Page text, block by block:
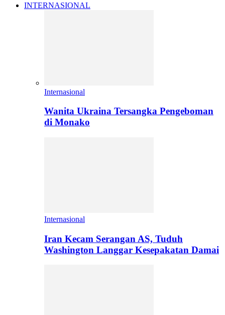
INTERNASIONAL
Internasional
Wanita Ukraina Tersangka Pengeboman
di Monako
Internasional
Iran Kecam Serangan AS, Tuduh
Washington Langgar Kesepakatan Damai